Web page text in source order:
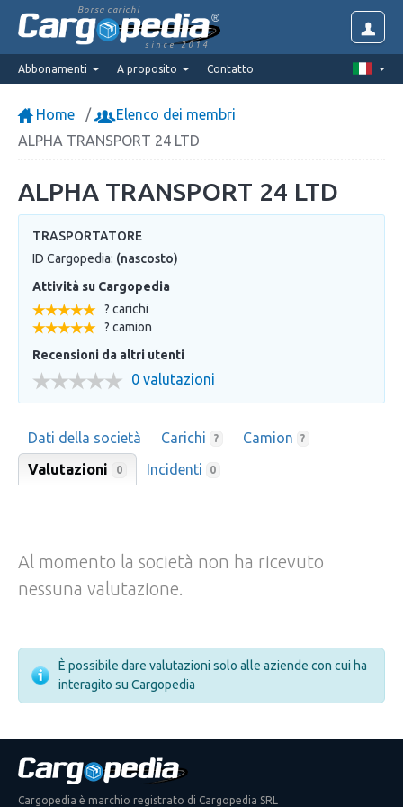
Borsa carichi
since 2014
Abbonamenti A proposito Contatto
Home
Elenco dei membri
ALPHA TRANSPORT 24 LTD
ALPHA TRANSPORT 24 LTD
TRASPORTATORE
ID Cargopedia: (nascosto)
Attività su Cargopedia
? carichi
? camion
Recensioni da altri utenti
0 valutazioni
Dati della società Carichi ? Camion ?
Valutazioni 0 Incidenti 0
Al momento la società non ha ricevuto
nessuna valutazione.
È possibile dare valutazioni solo alle aziende con cui ha
interagito su Cargopedia
Cargopedia è marchio registrato di Cargopedia SRL